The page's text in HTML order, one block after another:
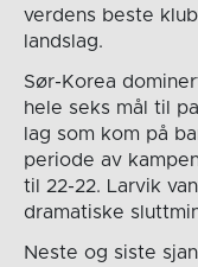
verdens beste
landslag.
Sør-Korea
hele seks mål til
lag som kom på
periode av
til 22-22. Larvik
dramatiske
Neste og siste